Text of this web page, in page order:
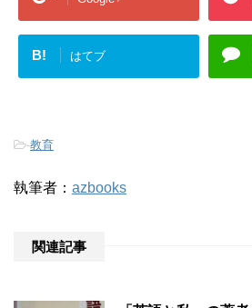
B! はてブ
-教育
執筆者： azbooks
関連記事